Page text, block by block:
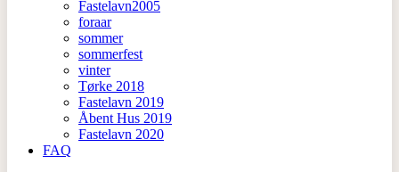
Fastelavn2005
foraar
sommer
sommerfest
vinter
Tørke 2018
Fastelavn 2019
Åbent Hus 2019
Fastelavn 2020
FAQ